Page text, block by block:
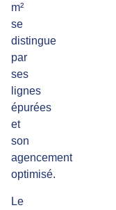
m²
se
distingue
par
ses
lignes
épurées
et
son
agencement
optimisé.
Le